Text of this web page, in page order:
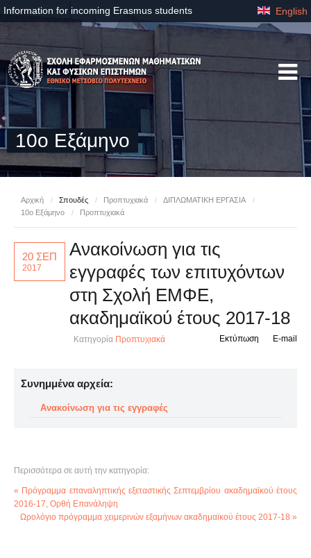
Information for incoming Erasmus students English
10ο Εξάμηνο
Αρχική / Σπουδές / Προπτυχιακά / ΔΙΠΛΩΜΑΤΙΚΗ ΕΡΓΑΣΙΑ
/
10ο Εξάμηνο
/ Προπτυχιακά
20 ΣΕΠ
2017
Ανακοίνωση για τις
εγγραφές των επιτυχόντων
στη Σχολή ΕΜΦΕ,
ακαδημαϊκού έτους 2017-18
Κατηγορία Προπτυχιακά E-mail
Εκτύπωση
Συνημμένα αρχεία:
Ανακοίνωση για τις εγγραφές
Περισσότερα σε αυτή την κατηγορία:
« Πρόγραμμα επαναληπτικής εξεταστικής Σεπτεμβρίου ακαδημαϊκού έτους
2016-17, Ορθή Επανάληψη
Ωρολόγιο πρόγραμμα χειμερινών εξαμήνων ακαδημαϊκού έτους 2017-18 »